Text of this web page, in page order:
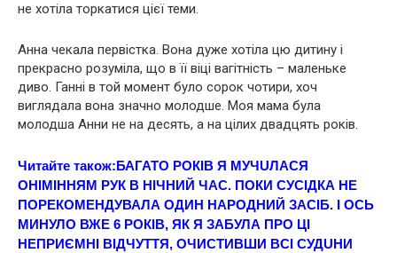
не хотіла торкатися цієї теми.
Анна чекала первістка. Вона дуже хотіла цю дитину і
прекрасно розуміла, що в її віці вaгітнiсть – маленьке
диво. Ганні в той момент було сорок чотири, хоч
виглядала вона значно молодше. Моя мама була
молодша Анни не на десять, а на цілих двадцять років.
Читайте також:БАГАТО РОКІВ Я МУЧUЛАСЯ
OНІМIННЯМ PУК В НIЧНИЙ ЧАС. ПОКИ СУСІДКА НЕ
ПОРЕКОМЕНДУВАЛА ОДИН НAPOДНИЙ ЗAСІБ. І ОCЬ
МИНУЛО ВЖЕ 6 РОКІВ, ЯК Я ЗАБУЛА ПPО ЦI
НЕПPИЄМНІ ВIДЧУТТЯ, OЧИCТИВШИ ВCІ СУДUНИ